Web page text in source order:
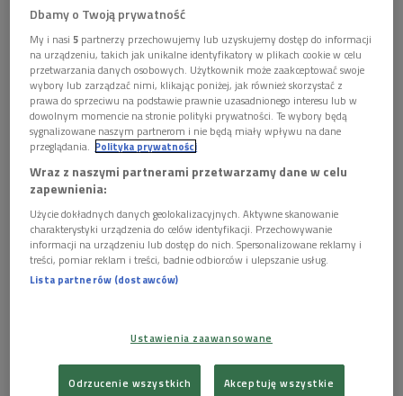
które mogą pomóc w trudnym czasie, opowiadać
będą pisarze, tłumacze i znawcy literatury. Czekamy
także na Państwa opowieści o książkach, które w
tym trudnym czasie są "literackimi
witaminami". Audycja od poniedziałku do piątku, o
godz. 16.45, w ramach "Wybieram Dwójkę".
Dbamy o Twoją prywatność
My i nasi5 partnerzy przechowujemy lub uzyskujemy dostęp do informacji
na urządzeniu, takich jak unikalne identyfikatory w plikach cookie w celu
przetwarzania danych osobowych. Użytkownik może zaakceptować swoje
wybory lub zarządzać nimi, klikając poniżej, jak również skorzystać z
prawa do sprzeciwu na podstawie prawnie uzasadnionego interesu lub w
dowolnym momencie na stronie polityki prywatności. Te wybory będą
sygnalizowane naszym partnerom i nie będą miały wpływu na dane
przeglądania. Polityka prywatności
Wraz z naszymi partnerami przetwarzamy dane w celu
zapewnienia:
Użycie dokładnych danych geolokalizacyjnych. Aktywne skanowanie
charakterystyki urządzenia do celów identyfikacji. Przechowywanie
informacji na urządzeniu lub dostęp do nich. Spersonalizowane reklamy i
treści, pomiar reklam i treści, badnie odbiorców i ulepszanie usług.
Lista partnerów (dostawców)
Ustawienia zaawansowane
Odrzucenie wszystkich Akceptuję wszystkie